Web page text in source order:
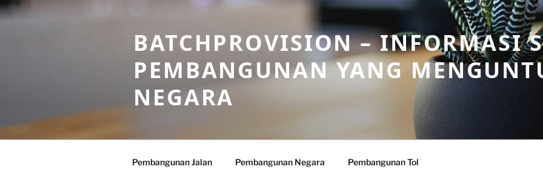
Skip
to
BATCHPROVISION – INFORMASI
PEMBANGUNAN YANG
NEGARA
Pembangunan Jalan Pembangunan Negara Pembangunan Tol